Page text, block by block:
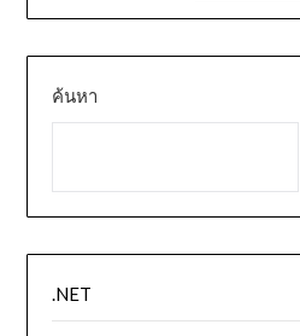
ค้นหา
.NET